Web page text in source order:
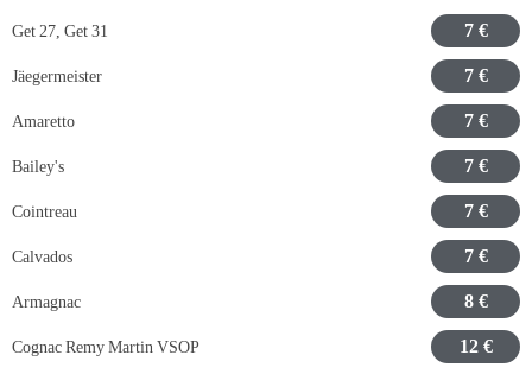
Get 27, Get 31 7 €
Jäegermeister 7 €
Amaretto 7 €
Bailey's 7 €
Cointreau 7 €
Calvados 7 €
Armagnac 8 €
Cognac Remy Martin VSOP 12 €